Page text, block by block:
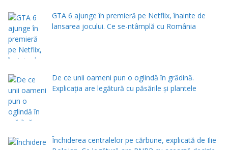
GTA 6 ajunge în premieră pe Netflix, înainte de
lansarea jocului. Ce se-ntâmplă cu România
De ce unii oameni pun o oglindă în grădină.
Explicația are legătură cu păsările și plantele
Închiderea centralelor pe cărbune, explicată de Ilie